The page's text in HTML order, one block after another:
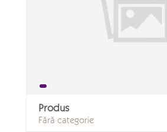
Produs
Fără categorie